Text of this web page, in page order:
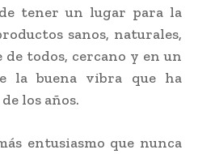
tener un lugar para la
sanos, naturales,
de todos, cercano y en un
la buena vibra que ha
los años.
entusiasmo que nunca